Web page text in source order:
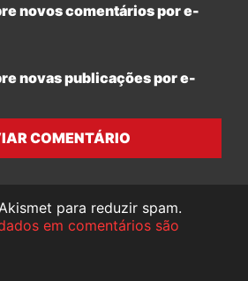
novos comentários por e-
novas publicações por e-
COMENTÁRIO
para reduzir spam.
em comentários são